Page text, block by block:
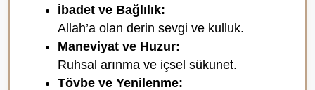
İbadet ve Bağlılık:
Allah’a olan derin sevgi ve kulluk.
Maneviyat ve Huzur:
Ruhsal arınma ve içsel sükunet.
Tövbe ve Yenilenme: